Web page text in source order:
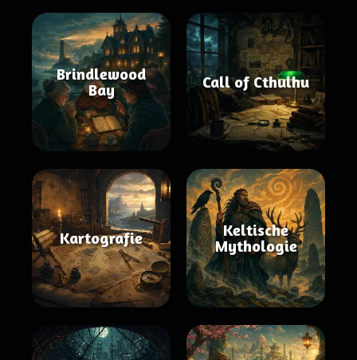
Brindlewood
Bay
Call of Cthulhu
Kartografie
Keltische
Mythologie